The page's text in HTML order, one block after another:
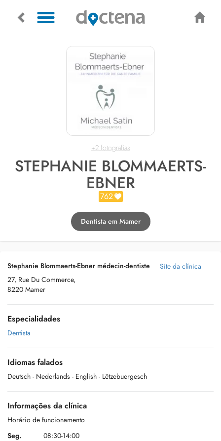
+2 fotografias
STEPHANIE BLOMMAERTS-
EBNER
762
Dentista em Mamer
Stephanie Blommaerts-Ebner médecin-dentiste
27, Rue Du Commerce,
8220 Mamer
Site da clínica
Especialidades
Dentista
Idiomas falados
Deutsch - Nederlands - English - Lëtzebuergesch
Informações da clínica
Horário de funcionamento
Seg.
08:30-14:00